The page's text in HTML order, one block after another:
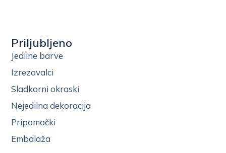
Priljubljeno
Jedilne barve
Izrezovalci
Sladkorni okraski
Nejedilna dekoracija
Pripomočki
Embalaža